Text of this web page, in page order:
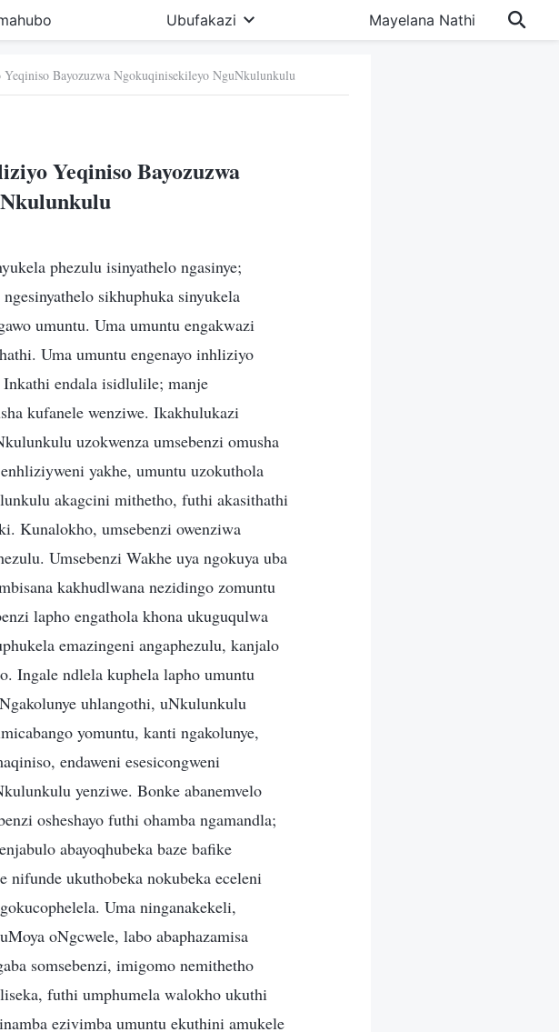
Ubufakazi Mayelana Nathi
Bayozuzwa Ngokuqinisekileyo NguNkulunkulu
Yeqiniso Bayozuzwa
phezulu isinyathelo ngasinye;
sikhuphuka sinyukela
umuntu. Uma umuntu engakwazi
Uma umuntu engenayo inhliziyo
endala isidlulile; manje
kufanele wenziwe. Ikakhulukazi
uzokwenza umsebenzi omusha
yakhe, umuntu uzokuthola
akagcini mithetho, futhi akasithathi
Kunalokho, umsebenzi owenziwa
Umsebenzi Wakhe uya ngokuya uba
kakhudlwana nezidingo zomuntu
lapho engathola khona ukuguqulwa
emazingeni angaphezulu, kanjalo
Ingale ndlela kuphela lapho umuntu
uhlangothi, uNkulunkulu
yomuntu, kanti ngakolunye,
endaweni esesicongweni
yenziwe. Bonke abanemvelo
osheshayo futhi ohamba ngamandla;
abayoqhubeka baze bafike
nifunde ukuthobeka nokubeka eceleni
Uma ninganakekeli,
oNgcwele, labo abaphazamisa
somsebenzi, imigomo nemithetho
futhi umphumela walokho ukuthi
ezivimba umuntu ekuthini amukele